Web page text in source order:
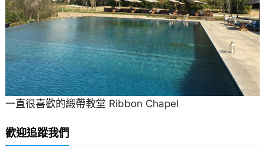
一直很喜歡的緞帶教堂 Ribbon Chapel
歡迎追蹤我們